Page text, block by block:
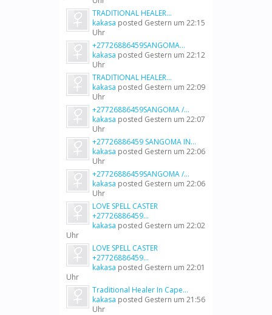
TRADITIONAL HEALER...
kakasa posted Gestern um 22:15
Uhr
+27726886459SANGOMA...
kakasa posted Gestern um 22:12
Uhr
TRADITIONAL HEALER...
kakasa posted Gestern um 22:09
Uhr
+27726886459SANGOMA /...
kakasa posted Gestern um 22:07
Uhr
+27726886459 SANGOMA IN...
kakasa posted Gestern um 22:06
Uhr
+27726886459SANGOMA /...
kakasa posted Gestern um 22:06
Uhr
LOVE SPELL CASTER
+27726886459...
kakasa posted Gestern um 22:02
Uhr
LOVE SPELL CASTER
+27726886459...
kakasa posted Gestern um 22:01
Uhr
Traditional Healer In Cape...
kakasa posted Gestern um 21:56
Uhr